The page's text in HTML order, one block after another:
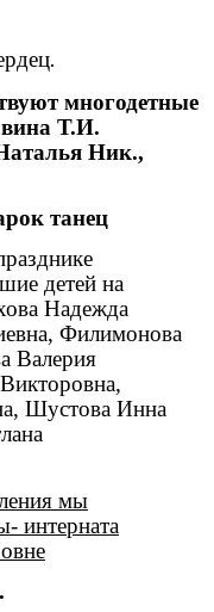
многодетные
Т.И.
Ник.,
танец
детей на
Надежда
Филимонова
Валерия
Шустова Инна
мы
интерната